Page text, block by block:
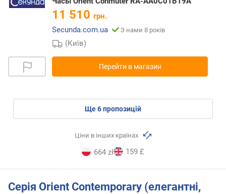
11 510 грн.
Secunda.com.ua
З нами 8 років
(Київ)
Перейти в магазин
ще6пропозицій
Ціни в інших країнах
664 zł 159 £
Серія Orient Contemporary (елегантні,